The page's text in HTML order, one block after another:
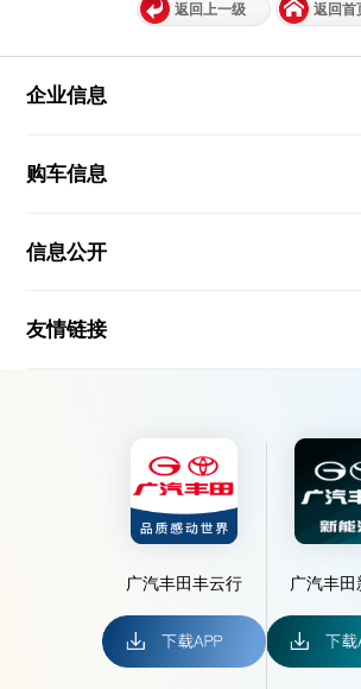
返回上一级 返回首
企业信息
购车信息
信息公开
友情链接
广汽丰田丰云行 广汽丰田